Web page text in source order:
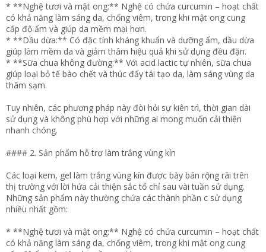
* **Nghệ tươi và mật ong:** Nghệ có chứa curcumin – hoạt chất
có khả năng làm sáng da, chống viêm, trong khi mật ong cung
cấp độ ẩm và giúp da mềm mại hơn.
* **Dầu dừa:** Có đặc tính kháng khuẩn và dưỡng ẩm, dầu dừa
giúp làm mềm da và giảm thâm hiệu quả khi sử dụng đều đặn.
* **Sữa chua không đường:** Với acid lactic tự nhiên, sữa chua
giúp loại bỏ tế bào chết và thúc đẩy tái tạo da, làm sáng vùng da
thâm sạm.
Tuy nhiên, các phương pháp này đòi hỏi sự kiên trì, thời gian dài
sử dụng và không phù hợp với những ai mong muốn cải thiện
nhanh chóng.
#### 2. Sản phẩm hỗ trợ làm trắng vùng kín
Các loại kem, gel làm trắng vùng kín được bày bán rộng rãi trên
thị trường với lời hứa cải thiện sắc tố chỉ sau vài tuần sử dụng.
Những sản phẩm này thường chứa các thành phần c sử dụng
nhiều nhất gồm:
* **Nghệ tươi và mật ong:** Nghệ có chứa curcumin – hoạt chất
có khả năng làm sáng da, chống viêm, trong khi mật ong cung